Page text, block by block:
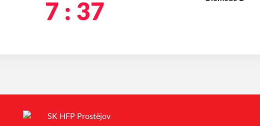
7 : 37